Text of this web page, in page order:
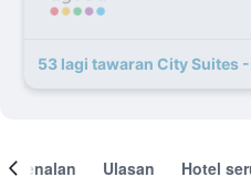
53 lagi tawaran City Suites
Ulasan Hotel